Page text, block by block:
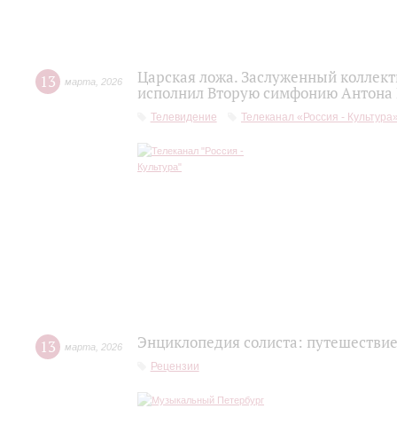
13 марта 2026
Царская ложа. Заслуженный
исполнил Вторую симфонию Антона
Телевидение Телеканал «Россия -
13 марта 2026 Энциклопедия солиста:
Рецензии